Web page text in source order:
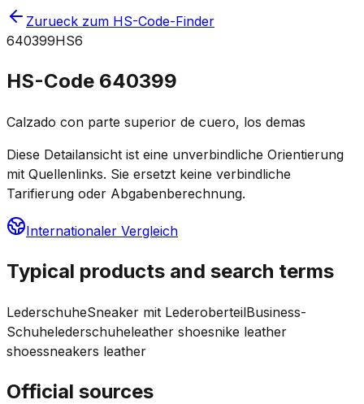
Zurueck zum HS-Code-Finder
640399HS6
HS-Code 640399
Calzado con parte superior de cuero, los demas
Diese Detailansicht ist eine unverbindliche Orientierung
mit Quellenlinks. Sie ersetzt keine verbindliche
Tarifierung oder Abgabenberechnung.
Internationaler Vergleich
Typical products and search terms
LederschuheSneaker mit LederoberteilBusiness-
Schuhelederschuheleather shoesnike leather
shoessneakers leather
Official sources